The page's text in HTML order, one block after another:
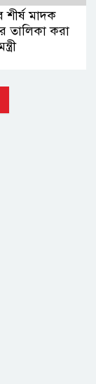
শীর্ষ মাদক
তালিকা করা